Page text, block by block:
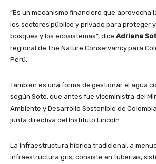
“Es un mecanismo financiero que aprovecha
los sectores público y privado para proteger
bosques y los ecosistemas”, dice Adriana
regional de The Nature Conservancy para
Perú.
También es una forma de gestionar el agua
según Soto, que antes fue viceministra del
Ambiente y Desarrollo Sostenible de
junta directiva del Instituto Lincoln.
La infraestructura hídrica tradicional, a
infraestructura gris, consiste en tuberías,